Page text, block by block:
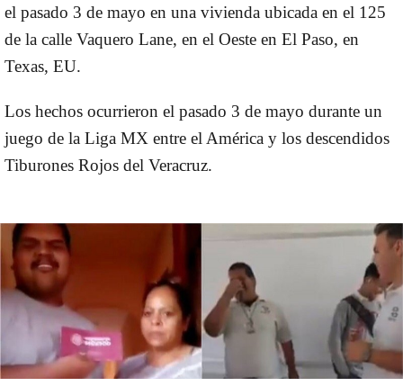
el pasado 3 de mayo en una vivienda ubicada en el 125
de la calle Vaquero Lane, en el Oeste en El Paso, en
Texas, EU.
Los hechos ocurrieron el pasado 3 de mayo durante un
juego de la Liga MX entre el América y los descendidos
Tiburones Rojos del Veracruz.